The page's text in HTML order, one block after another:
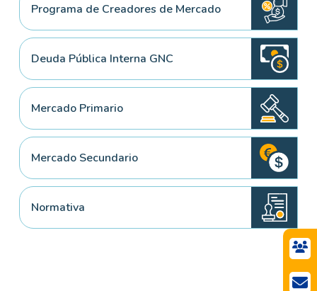
Programa de Creadores de Mercado
Deuda Pública Interna GNC
Mercado Primario
Mercado Secundario
Normativa